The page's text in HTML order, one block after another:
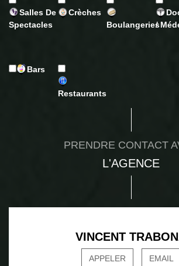
Salles De
Spectacles
Crèches
Boulangeries
/
Bars
Restaurants
PRENDRE CONTACT
L'AGENCE
VINCENT
APPELER EMAIL